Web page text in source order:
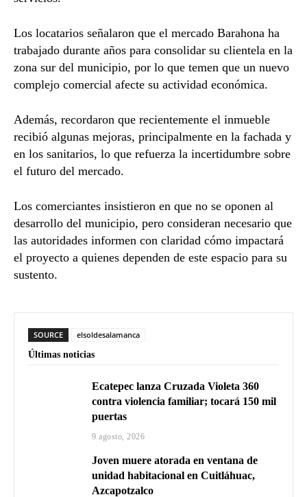
Los locatarios señalaron que el mercado Barahona ha
trabajado durante años para consolidar su clientela en la
zona sur del municipio, por lo que temen que un nuevo
complejo comercial afecte su actividad económica.
Además, recordaron que recientemente el inmueble
recibió algunas mejoras, principalmente en la fachada y
en los sanitarios, lo que refuerza la incertidumbre sobre
el futuro del mercado.
Los comerciantes insistieron en que no se oponen al
desarrollo del municipio, pero consideran necesario que
las autoridades informen con claridad cómo impactará
el proyecto a quienes dependen de este espacio para su
sustento.
SOURCE
elsoldesalamanca
Últimas noticias
Ecatepec lanza Cruzada Violeta 360
contra violencia familiar; tocará 150 mil
puertas
9 agosto, 2026
Joven muere atorada en ventana de
unidad habitacional en Cuitláhuac,
Azcapotzalco